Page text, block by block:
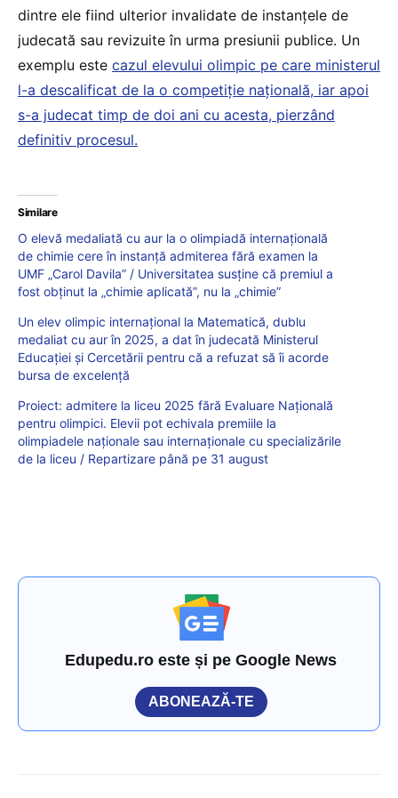
dintre ele fiind ulterior invalidate de instanțele de
judecată sau revizuite în urma presiunii publice. Un
exemplu este cazul elevului olimpic pe care ministerul
l-a descalificat de la o competiție națională, iar apoi
s-a judecat timp de doi ani cu acesta, pierzând
definitiv procesul.
Similare
O elevă medaliată cu aur la o olimpiadă internațională
de chimie cere în instanță admiterea fără examen la
UMF „Carol Davila” / Universitatea susține că premiul a
fost obținut la „chimie aplicată”, nu la „chimie”
Un elev olimpic internațional la Matematică, dublu
medaliat cu aur în 2025, a dat în judecată Ministerul
Educaţiei şi Cercetării pentru că a refuzat să îi acorde
bursa de excelenţă
Proiect: admitere la liceu 2025 fără Evaluare Națională
pentru olimpici. Elevii pot echivala premiile la
olimpiadele naționale sau internaționale cu specializările
de la liceu / Repartizare până pe 31 august
Edupedu.ro este și pe Google News
ABONEAZĂ-TE